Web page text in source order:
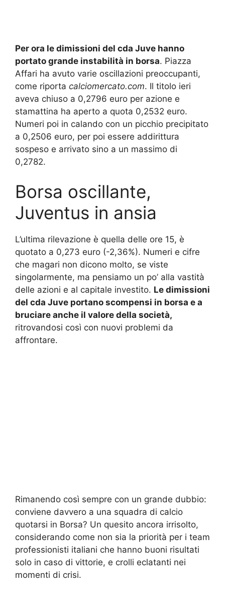
Per ora le dimissioni del cda Juve hanno
portato grande instabilità in borsa. Piazza
Affari ha avuto varie oscillazioni preoccupanti,
come riporta calciomercato.com. Il titolo ieri
aveva chiuso a 0,2796 euro per azione e
stamattina ha aperto a quota 0,2532 euro.
Numeri poi in calando con un picchio precipitato
a 0,2506 euro, per poi essere addirittura
sospeso e arrivato sino a un massimo di
0,2782.
Borsa oscillante,
Juventus in ansia
L’ultima rilevazione è quella delle ore 15, è
quotato a 0,273 euro (-2,36%). Numeri e cifre
che magari non dicono molto, se viste
singolarmente, ma pensiamo un po’ alla vastità
delle azioni e al capitale investito. Le dimissioni
del cda Juve portano scompensi in borsa e a
bruciare anche il valore della società,
ritrovandosi così con nuovi problemi da
affrontare.
Rimanendo così sempre con un grande dubbio:
conviene davvero a una squadra di calcio
quotarsi in Borsa? Un quesito ancora irrisolto,
considerando come non sia la priorità per i team
professionisti italiani che hanno buoni risultati
solo in caso di vittorie, e crolli eclatanti nei
momenti di crisi.